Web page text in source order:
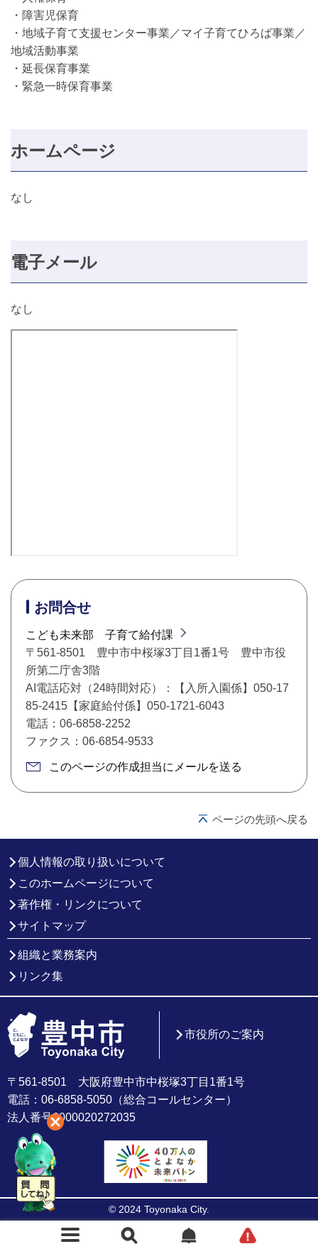
・障害児保育
・地域子育て支援センター事業／マイ子育てひろば事業／
地域活動事業
・延長保育事業
・緊急一時保育事業
ホームページ
なし
電子メール
なし
お問合せ
こども未来部 子育て給付課
〒561-8501 豊中市中桜塚3丁目1番1号 豊中市役
所第二庁舎3階
AI電話応対（24時間対応）：【入所入園係】050-17
85-2415【家庭給付係】050-1721-6043
電話：06-6858-2252
ファクス：06-6854-9533
このページの作成担当にメールを送る
ページの先頭へ戻る
個人情報の取り扱いについて
このホームページについて
著作権・リンクについて
サイトマップ
組織と業務案内
リンク集
〒561-8501 大阪府豊中市中桜塚3丁目1番1号
電話：06-6858-5050（総合コールセンター）
法人番号6000020272035
市役所のご案内
© 2024 Toyonaka City.